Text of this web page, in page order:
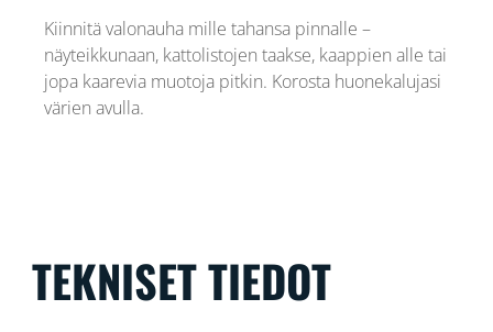
Kiinnitä valonauha mille tahansa pinnalle –
näyteikkunaan, kattolistojen taakse, kaappien alle tai
jopa kaarevia muotoja pitkin. Korosta huonekalujasi
värien avulla.
TEKNISET TIEDOT